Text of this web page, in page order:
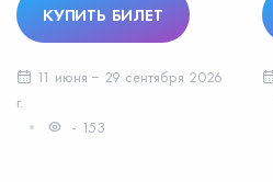
КУПИТЬ БИЛЕТ
11 июня − 29 сентября 2026
г.
- 153